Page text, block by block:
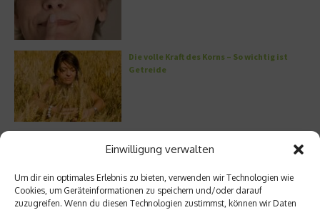
Einwilligung verwalten
Um dir ein optimales Erlebnis zu bieten, verwenden wir Technologien wie
Cookies, um Geräteinformationen zu speichern und/oder darauf
zuzugreifen. Wenn du diesen Technologien zustimmst, können wir Daten
Die volle Kraft des Korns – So wichtig ist
Getreide
und verschiedene Formen